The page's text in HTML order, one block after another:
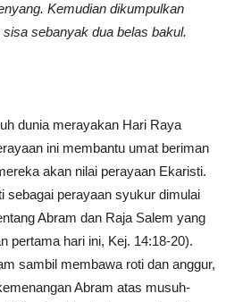
Kemudian dikumpulkan
sebanyak dua belas bakul.
dunia merayakan Hari Raya
ini membantu umat beriman
akan nilai perayaan Ekaristi.
sebagai perayaan syukur dimulai
Abram dan Raja Salem yang
pertama hari ini, Kej. 14:18-20).
sambil membawa roti dan anggur,
Abram atas musuh-